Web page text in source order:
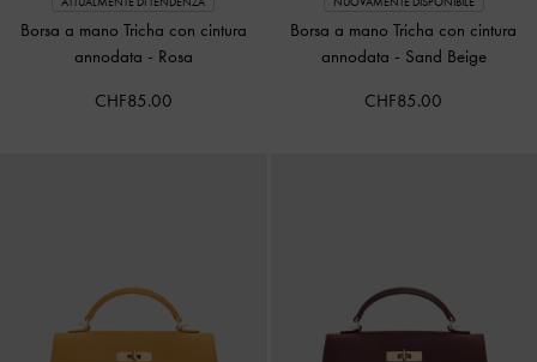
Borsa a mano Tricha con cintura
annodata - Rosa
CHF85.00
Borsa a mano Tricha con cintura
annodata - Sand Beige
CHF85.00